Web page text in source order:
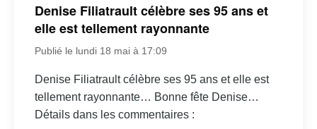
Denise Filiatrault célèbre ses 95 ans et
elle est tellement rayonnante
Publié le lundi 18 mai à 17:09
Denise Filiatrault célèbre ses 95 ans et elle est
tellement rayonnante… Bonne fête Denise…
Détails dans les commentaires :